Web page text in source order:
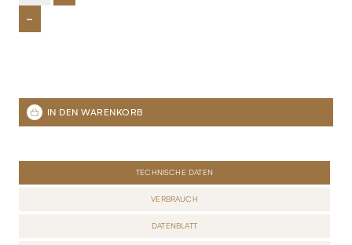
-
TECHNISCHE DATEN
VERBRAUCH
DATENBLATT